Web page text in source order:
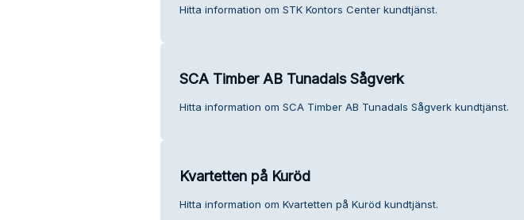
Hitta information om STK Kontors Center kundtjänst.
SCA Timber AB Tunadals Sågverk
Hitta information om SCA Timber AB Tunadals Sågverk kundtjänst.
Kvartetten på Kuröd
Hitta information om Kvartetten på Kuröd kundtjänst.